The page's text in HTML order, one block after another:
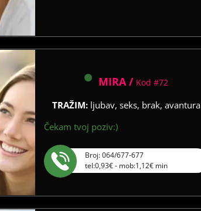
MIRA / Kod #72
TRAŽIM: ljubav, seks, brak, avantura
Čekam tvoj poziv:)
Broj: 064/677-677
tel:0,93€ - mob:1,12€ min